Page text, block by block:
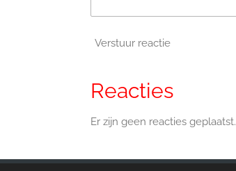
Verstuur reactie
Reacties
Er zijn geen reacties geplaatst.